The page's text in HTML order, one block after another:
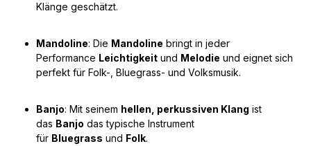
Klänge geschätzt.
Mandoline: Die Mandoline bringt in jeder
Performance Leichtigkeit und Melodie und eignet sich
perfekt für Folk-, Bluegrass- und Volksmusik.
Banjo: Mit seinem hellen, perkussiven Klang ist
das Banjo das typische Instrument
für Bluegrass und Folk.